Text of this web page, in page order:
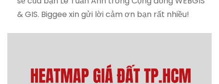
& GIS. Biggee xin gửi lời cảm ơn bạn rất nhiều!